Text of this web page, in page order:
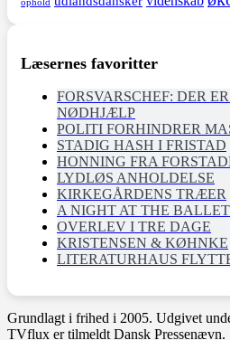
ophold
Læsernes favoritter
FORSVARSCHEF: DER
NØDHJÆLP
POLITI FORHINDRER
STADIG HASH I FRISTAD
HONNING FRA
LYDLØS ANHOLDELSE
KIRKEGÅRDENS TRÆER
A NIGHT AT THE BALLET
OVERLEV I TRE DAGE
KRISTENSEN & KØHNKE
LITERATURHAUS
Grundlagt i frihed i 2005. Udgivet
TVflux er tilmeldt Dansk Pressenævn.